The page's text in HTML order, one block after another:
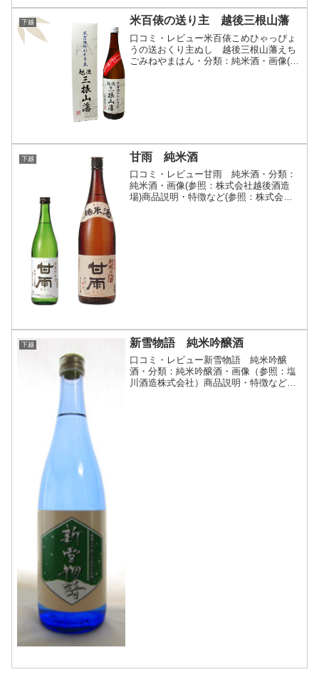
下越 米百俵の送り主 越後三根山藩
口コミ・レビュー米百俵こめひゃっぴょ
うの送おくり主ぬし 越後三根山藩えち
ごみねやまはん・分類：純米酒・画像(参
下越 甘雨 純米酒
口コミ・レビュー甘雨 純米酒・分類：
純米酒・画像(参照：株式会社越後酒造
場)商品説明・特徴など(参照：株式会社
下越 新雪物語 純米吟醸酒
口コミ・レビュー新雪物語 純米吟醸
酒・分類：純米吟醸酒・画像（参照：塩
川酒造株式会社）商品説明・特徴など